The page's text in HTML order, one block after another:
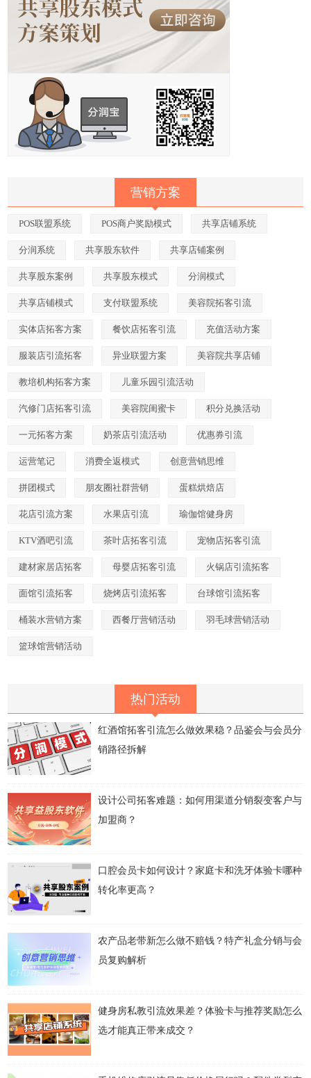
营销方案
POS联盟系统 POS商户奖励模式 共享店铺系统
分润系统 共享股东软件 共享店铺案例
共享股东案例 共享股东模式 分润模式
共享店铺模式 支付联盟系统 美容院拓客引流
实体店拓客方案 餐饮店拓客引流 充值活动方案
服装店引流拓客 异业联盟方案 美容院共享店铺
教培机构拓客方案 儿童乐园引流活动
汽修门店拓客引流 美容院闺蜜卡 积分兑换活动
一元拓客方案 奶茶店引流活动 优惠券引流
运营笔记 消费全返模式 创意营销思维
拼团模式 朋友圈社群营销 蛋糕烘焙店
花店引流方案 水果店引流 瑜伽馆健身房
KTV酒吧引流 茶叶店拓客引流 宠物店拓客引流
建材家居店拓客 母婴店拓客引流 火锅店引流拓客
面馆引流拓客 烧烤店引流拓客 台球馆引流拓客
桶装水营销方案 西餐厅营销活动 羽毛球营销活动
篮球馆营销活动
热门活动
红酒馆拓客引流怎么做效果稳？品鉴会与会员分
销路径拆解
设计公司拓客难题：如何用渠道分销裂变客户与
加盟商？
口腔会员卡如何设计？家庭卡和洗牙体验卡哪种
转化率更高？
农产品老带新怎么做不赔钱？特产礼盒分销与会
员复购解析
健身房私教引流效果差？体验卡与推荐奖励怎么
选才能真正带来成交？